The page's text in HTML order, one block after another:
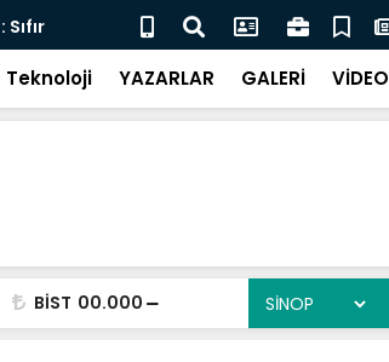
İçişleri Bakanı Çiftçi Sinop’a Geliyor
Teknoloji YAZARLAR GALERİ VİDEO
BİST 00.000